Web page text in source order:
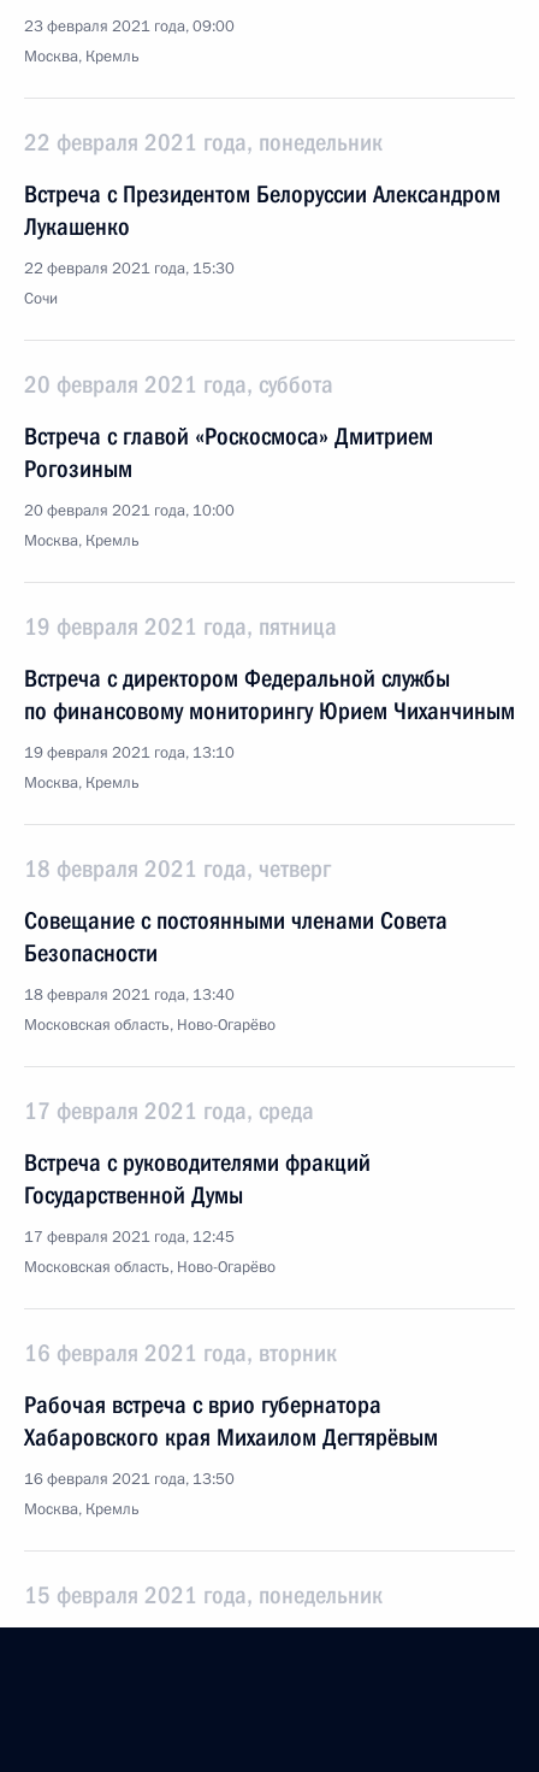
23 февраля 2021 года, 09:00
Москва, Кремль
22 февраля 2021 года, понедельник
Встреча с Президентом Белоруссии Александром
Лукашенко
22 февраля 2021 года, 15:30
Сочи
20 февраля 2021 года, суббота
Встреча с главой «Роскосмоса» Дмитрием
Рогозиным
20 февраля 2021 года, 10:00
Москва, Кремль
19 февраля 2021 года, пятница
Встреча с директором Федеральной службы
по финансовому мониторингу Юрием Чиханчиным
19 февраля 2021 года, 13:10
Москва, Кремль
18 февраля 2021 года, четверг
Совещание с постоянными членами Совета
Безопасности
18 февраля 2021 года, 13:40
Московская область, Ново-Огарёво
17 февраля 2021 года, среда
Встреча с руководителями фракций
Государственной Думы
17 февраля 2021 года, 12:45
Московская область, Ново-Огарёво
16 февраля 2021 года, вторник
Рабочая встреча с врио губернатора
Хабаровского края Михаилом Дегтярёвым
16 февраля 2021 года, 13:50
Москва, Кремль
15 февраля 2021 года, понедельник